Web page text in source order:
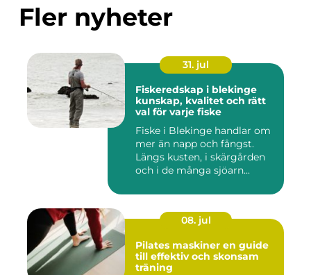
Fler nyheter
31. jul
Fiskeredskap i blekinge
kunskap, kvalitet och rätt
val för varje fiske
Fiske i Blekinge handlar om
mer än napp och fångst.
Längs kusten, i skärgården
och i de många sjöarn...
08. jul
Pilates maskiner en guide
till effektiv och skonsam
träning